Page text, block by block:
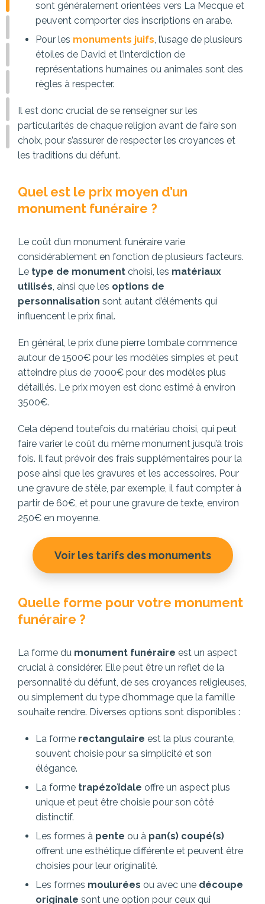
sont généralement orientées vers La Mecque et
peuvent comporter des inscriptions en arabe.
Pour les monuments juifs , l’usage de plusieurs
étoiles de David et l’interdiction de
représentations humaines ou animales sont des
règles à respecter.
Il est donc crucial de se renseigner sur les
particularités de chaque religion avant de faire son
choix, pour s’assurer de respecter les croyances et
les traditions du défunt.
Quel est le prix moyen d’un
monument funéraire ?
Le coût d’un monument funéraire varie
considérablement en fonction de plusieurs facteurs.
Le type de monument choisi, les matériaux
utilisés , ainsi que les options de
personnalisation sont autant d’éléments qui
influencent le prix final.
En général, le prix d’une pierre tombale commence
autour de 1500€ pour les modèles simples et peut
atteindre plus de 7000€ pour des modèles plus
détaillés. Le prix moyen est donc estimé à environ
3500€.
Cela dépend toutefois du matériau choisi, qui peut
faire varier le coût du même monument jusqu’à trois
fois. Il faut prévoir des frais supplémentaires pour la
pose ainsi que les gravures et les accessoires. Pour
une gravure de stèle, par exemple, il faut compter à
partir de 60€, et pour une gravure de texte, environ
250€ en moyenne.
Voir les tarifs des monuments
Quelle forme pour votre monument
funéraire ?
La forme du monument funéraire est un aspect
crucial à considérer. Elle peut être un reflet de la
personnalité du défunt, de ses croyances religieuses,
ou simplement du type d’hommage que la famille
souhaite rendre. Diverses options sont disponibles :
La forme rectangulaire est la plus courante,
souvent choisie pour sa simplicité et son
élégance.
La forme trapézoïdale offre un aspect plus
unique et peut être choisie pour son côté
distinctif.
Les formes à pente ou à pan(s) coupé(s)
offrent une esthétique différente et peuvent être
choisies pour leur originalité.
Les formes moulurées ou avec une découpe
originale sont une option pour ceux qui